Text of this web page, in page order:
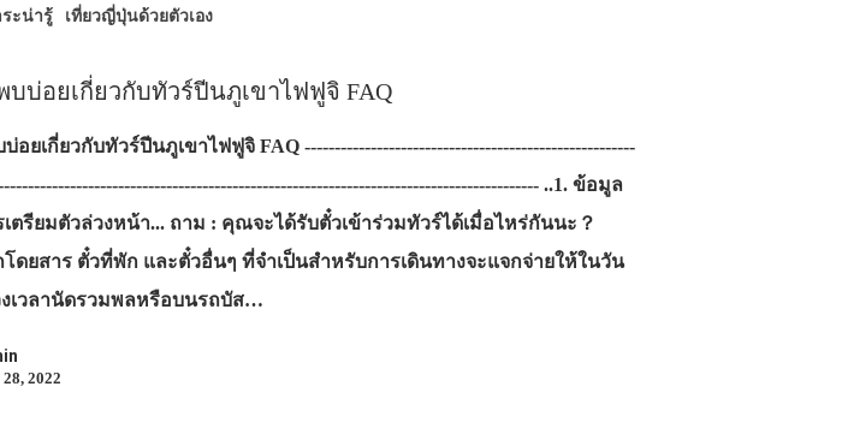
ะน่ารู้ เที่ยวญี่ปุ่นด้วยตัวเอง
บบ่อยเกี่ยวกับทัวร์ปีนภูเขาไฟฟูจิ FAQ
ยเกี่ยวกับทัวร์ปีนภูเขาไฟฟูจิ FAQ -------------------------------------------------------
..1. ข้อมูล
เตรียมตัวล่วงหน้า... ถาม : คุณจะได้รับตั๋วเข้าร่วมทัวร์ได้เมื่อไหร่กันนะ？
ดยสาร ตั๋วที่พัก และตั๋วอื่นๆ ที่จำเป็นสำหรับการเดินทางจะแจกจ่ายให้ในวัน
งเวลานัดรวมพลหรือบนรถบัส…
2022